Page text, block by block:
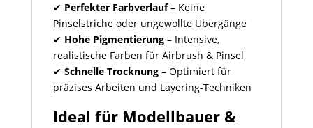
✔ Perfekter Farbverlauf– Keine
Pinselstriche oder ungewollte Übergänge
✔ Hohe Pigmentierung– Intensive,
realistische Farben für Airbrush & Pinsel
✔ Schnelle Trocknung– Optimiert für
präzises Arbeiten und Layering-Techniken
Ideal für Modellbauer &